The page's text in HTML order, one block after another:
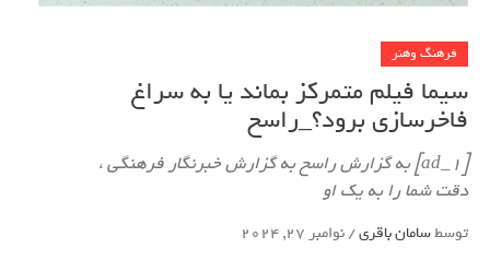
فرهنگ وهنر
سیما فیلم متمرکز بماند یا به سراغ
فاخرسازی برود؟_راسخ
[ad_1] به گزارش راسخ به گزارش خبرنگار فرهنگی ،
دقت شما را به یک او
توسطسامان باقری/نوامبر 27, 2024